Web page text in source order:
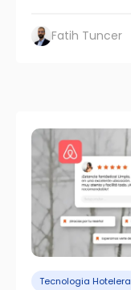
Fatih Tuncer
Tecnologia Hotelera